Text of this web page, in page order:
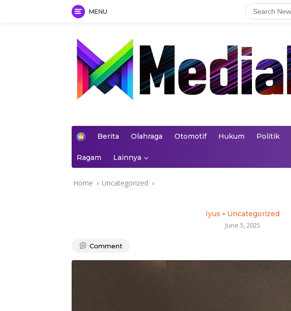
MENU
H
e
Berita Olahraga Otomotif Hukum Politik
Ragam Lainnya
Home Uncategorized
Iyus - Uncategorized
June 5, 2025
Comment